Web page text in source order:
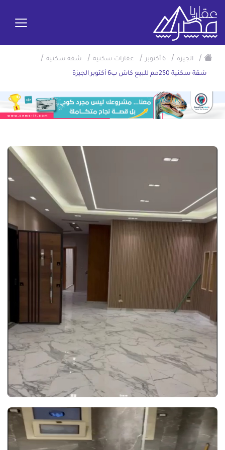
/ الجيزة / 6 أكتوبر / عقارات سكنية / شقة سكنية /
شقة سكنية 250مم للبيع كاش ب6 أكتوبر الجيزة